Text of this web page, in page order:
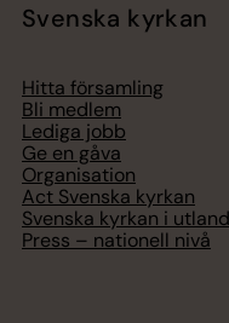
Svenska kyrkan
Hitta församling
Bli medlem
Lediga jobb
Ge en gåva
Organisation
Act Svenska kyrkan
Svenska kyrkan i
Press – nationell nivå